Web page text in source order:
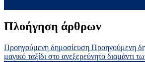
Πλοήγηση άρθρων
Προηγούμενη δημοσίευση Προηγούμενη
μαγικό ταξίδι στο ανεξερεύνητο διαμάντι